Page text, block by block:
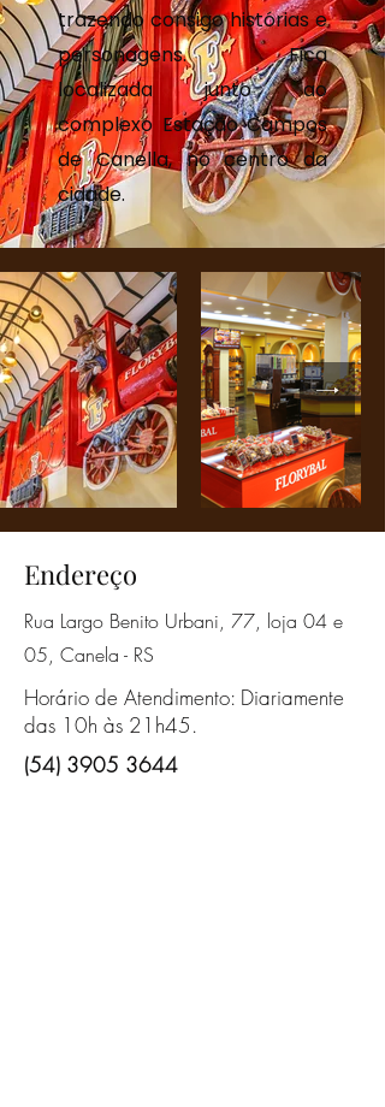
trazendo consigo histórias e
personagens. Fica
localizada junto ao
complexo Estação Campos
de Canella, no centro da
cidade.
Endereço
Rua Largo Benito Urbani, 77, loja 04 e
05, Canela - RS
Horário de Atendimento: Diariamente
das 10h às 21h45.
(54) 3905 3644